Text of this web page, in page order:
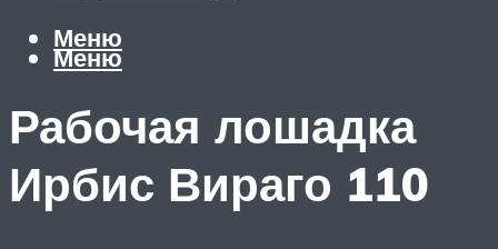
Меню
Меню
Рабочая лошадка
Ирбис Вираго 110